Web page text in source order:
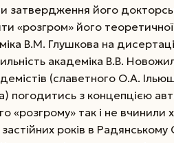
затвердження його
«розгром» його
В.М. Глушкова на
академіка В.В.
(славетного О.А.
погодитись з концепцією
«розгрому» так і не вчинили
застійних років в